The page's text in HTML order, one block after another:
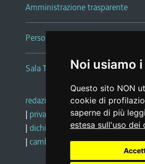
Noi usiamo
Questo sito NON
cookie di
saperne di più
estesa sull'uso dei
Amministrazione trasparente
Persone e Uffici
Sala Tiziano Tessitori
redazione web |note legali |
| privacy
social media policy
| dichiarazione di accessibilità |
| cambio preferenze cookie